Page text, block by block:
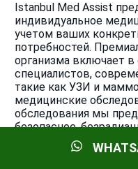
Istanbul Med Assist
индивидуальное
учетом ваших
потребностей.
организма включает в
специалистов,
такие как УЗИ и
медицинские
обследования мы
безопасное,
которое выявляет
ранние признаки